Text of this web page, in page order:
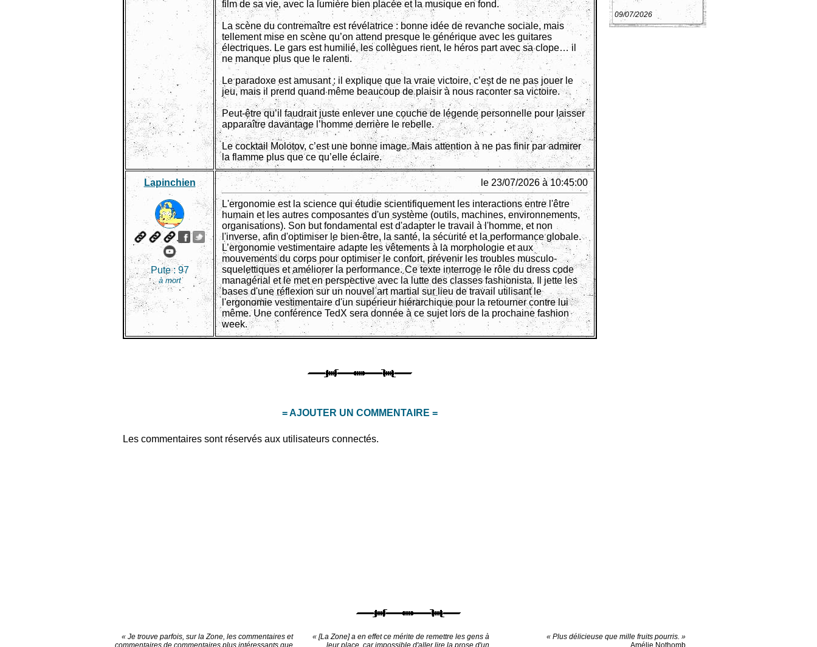
09/07/2026
film de sa vie, avec la lumière bien placée et la musique en fond.
La scène du contremaître est révélatrice : bonne idée de revanche sociale, mais
tellement mise en scène qu’on attend presque le générique avec les guitares
électriques. Le gars est humilié, les collègues rient, le héros part avec sa clope… il
ne manque plus que le ralenti.
Le paradoxe est amusant : il explique que la vraie victoire, c’est de ne pas jouer le
jeu, mais il prend quand même beaucoup de plaisir à nous raconter sa victoire.
Peut-être qu’il faudrait juste enlever une couche de légende personnelle pour laisser
apparaître davantage l’homme derrière le rebelle.
Le cocktail Molotov, c’est une bonne image. Mais attention à ne pas finir par admirer
la flamme plus que ce qu’elle éclaire.
Lapinchien
Pute : 97
à mort
le 23/07/2026 à 10:45:00
L'ergonomie est la science qui étudie scientifiquement les interactions entre l'être
humain et les autres composantes d'un système (outils, machines, environnements,
organisations). Son but fondamental est d'adapter le travail à l'homme, et non
l'inverse, afin d'optimiser le bien-être, la santé, la sécurité et la performance globale.
L’ergonomie vestimentaire adapte les vêtements à la morphologie et aux
mouvements du corps pour optimiser le confort, prévenir les troubles musculo-
squelettiques et améliorer la performance. Ce texte interroge le rôle du dress code
managérial et le met en perspective avec la lutte des classes fashionista. Il jette les
bases d'une réflexion sur un nouvel art martial sur lieu de travail utilisant le
l'ergonomie vestimentaire d'un supérieur hiérarchique pour la retourner contre lui
même. Une conférence TedX sera donnée à ce sujet lors de la prochaine fashion
week.
= AJOUTER UN COMMENTAIRE =
Les commentaires sont réservés aux utilisateurs connectés.
« Je trouve parfois, sur la Zone, les commentaires et
commentaires de commentaires plus intéressants que
« [La Zone] a en effet ce mérite de remettre les gens à
leur place, car impossible d'aller lire la prose d'un
« Plus délicieuse que mille fruits pourris. »
Amélie Nothomb